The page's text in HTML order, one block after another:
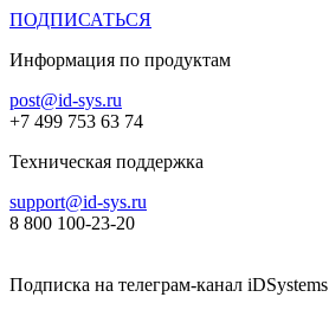
ПОДПИСАТЬСЯ
Информация по продуктам
post@id-sys.ru
+7 499 753 63 74
Техническая поддержка
support@id-sys.ru
8 800 100-23-20
Подписка на телеграм-канал iDSystems